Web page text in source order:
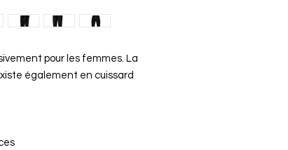
pour les femmes. La
également en cuissard